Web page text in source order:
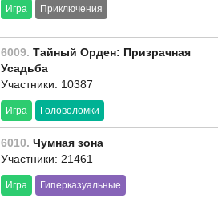
Игра Приключения
6009. Тайный Орден: Призрачная
Усадьба
Участники: 10387
Игра Головоломки
6010. Чумная зона
Участники: 21461
Игра Гиперказуальные